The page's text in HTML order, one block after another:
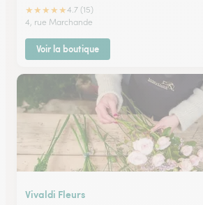
★★★★★4.7 (15)
4, rue Marchande
Voir la boutique
Vivaldi Fleurs